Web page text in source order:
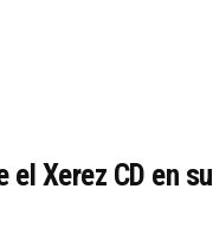
el Xerez CD en